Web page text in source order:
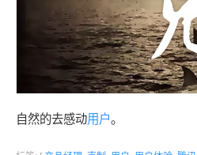
自然的去感动用户。